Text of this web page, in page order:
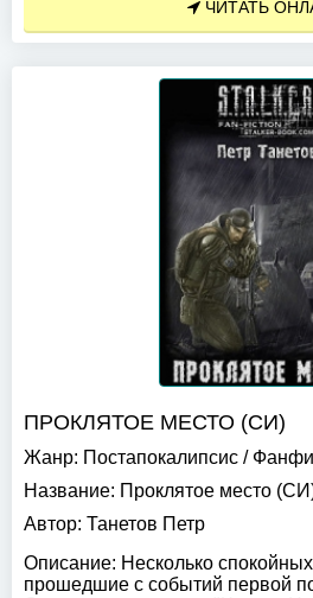
ЧИТАТЬ
ПРОКЛЯТОЕ МЕСТО (СИ)
Жанр: Постапокалипсис /
Название: Проклятое место
Автор: Танетов Петр
Описание: Несколько
прошедшие с событий первой